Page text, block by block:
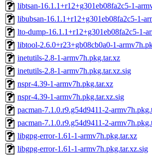
libtsan-16.1.1+r12+g301eb08fa2c5-1-
libubsan-16.1.1+r12+g301eb08fa2c5-1-
lto-dump-16.1.1+r12+g301eb08fa2c5-1-
libtool-2.6.0+r23+gb08cb0a0-1-
inetutils-2.8-1-armv7h.pkg.tar.xz
inetutils-2.8-1-armv7h.pkg.tar.xz.sig
nspr-4.39-1-armv7h.pkg.tar.xz
nspr-4.39-1-armv7h.pkg.tar.xz.sig
pacman-7.1.0.r9.g54d9411-2-
pacman-7.1.0.r9.g54d9411-2-
libgpg-error-1.61-1-armv7h.pkg.tar.xz
libgpg-error-1.61-1-armv7h.pkg.tar.xz.sig